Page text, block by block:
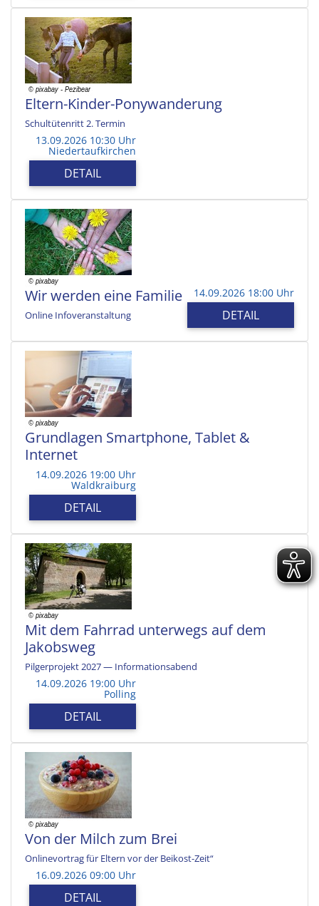
Eltern-Kinder-Ponywanderung
Schultütenritt 2. Termin
13.09.2026 10:30 Uhr
Niedertaufkirchen
DETAIL
Wir werden eine Familie
Online Infoveranstaltung
14.09.2026 18:00 Uhr
DETAIL
Grundlagen Smartphone, Tablet &
Internet
14.09.2026 19:00 Uhr
Waldkraiburg
DETAIL
Mit dem Fahrrad unterwegs auf dem
Jakobsweg
Pilgerprojekt 2027 — Informationsabend
14.09.2026 19:00 Uhr
Polling
DETAIL
Von der Milch zum Brei
Onlinevortrag für Eltern vor der Beikost-Zeit“
16.09.2026 09:00 Uhr
DETAIL